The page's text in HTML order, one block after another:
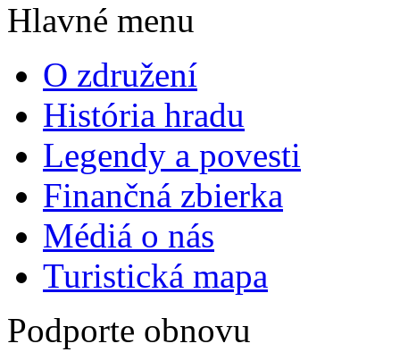
Hlavné menu
O združení
História hradu
Legendy a povesti
Finančná zbierka
Médiá o nás
Turistická mapa
Podporte obnovu